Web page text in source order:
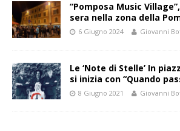
“Pomposa Music
sera nella zona della
6 Giugno 2024 Giovanni
Le ‘Note di Stelle’ In
si inizia con “Quando
8 Giugno 2021 Giovanni